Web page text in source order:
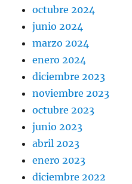
octubre 2024
junio 2024
marzo 2024
enero 2024
diciembre 2023
noviembre 2023
octubre 2023
junio 2023
abril 2023
enero 2023
diciembre 2022